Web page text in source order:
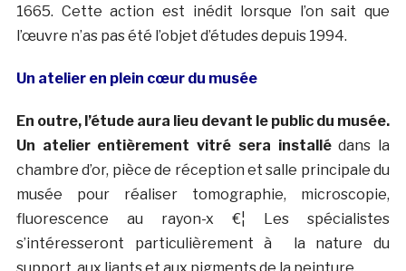
1665. Cette action est inédit lorsque l’on sait que
l’œuvre n’as pas été l’objet d’études depuis 1994.
Un atelier en plein cœur du musée
En outre, l’étude aura lieu devant le public du musée.
Un atelier entièrement vitré sera installédans la
chambre d’or, pièce de réception et salle principale du
musée pour réaliser tomographie, microscopie,
fluorescence au rayon-x €¦ Les spécialistes
s’intéresseront particulièrement à la nature du